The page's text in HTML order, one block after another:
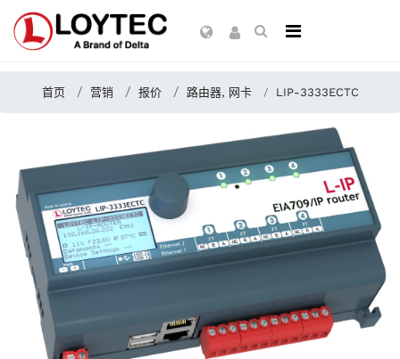
首页 营销 报价 路由器, 网卡 LIP-3333ECTC